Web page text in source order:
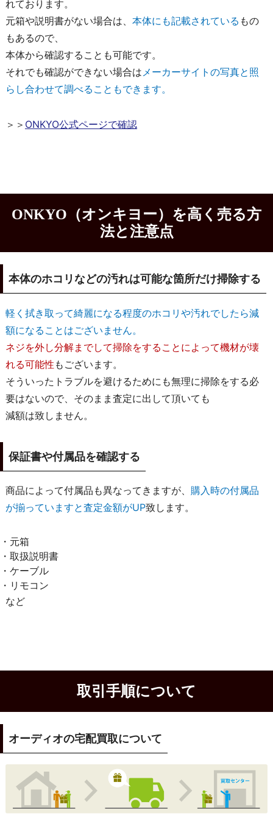
れております。
元箱や説明書がない場合は、 本体にも記載されている もの
もあるので、
本体から確認することも可能です。
それでも確認ができない場合はメーカーサイトの写真と照
らし合わせて調べることもできます。
＞＞ ONKYO公式ページで確認
ONKYO（オンキヨー）を高く売る方
法と注意点
本体のホコリなどの汚れは可能な箇所だけ掃除する
軽く拭き取って綺麗になる程度のホコリや汚れでしたら減
額になることはございません。
ネジを外し分解までして掃除をすることによって機材が壊
れる可能性 もございます。
そういったトラブルを避けるためにも無理に掃除をする必
要はないので、そのまま査定に出して頂いても
減額は致しません。
保証書や付属品を確認する
商品によって付属品も異なってきますが、 購入時の付属品
が揃っていますと査定金額がUP致します。
・元箱
・取扱説明書
・ケーブル
・リモコン
など
取引手順について
オーディオの宅配買取について